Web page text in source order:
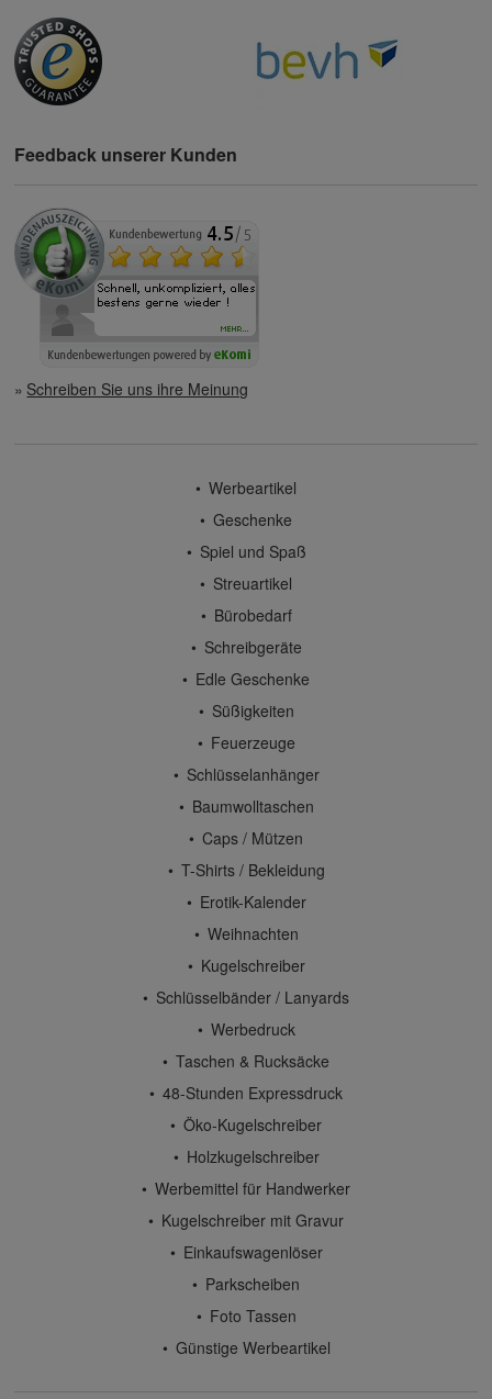
Feedback unserer Kunden
Schreiben Sie uns ihre Meinung
Werbeartikel
Geschenke
Spiel und Spaß
Streuartikel
Bürobedarf
Schreibgeräte
Edle Geschenke
Süßigkeiten
Feuerzeuge
Schlüsselanhänger
Baumwolltaschen
Caps / Mützen
T-Shirts / Bekleidung
Erotik-Kalender
Weihnachten
Kugelschreiber
Schlüsselbänder / Lanyards
Werbedruck
Taschen & Rucksäcke
48-Stunden Expressdruck
Öko-Kugelschreiber
Holzkugelschreiber
Werbemittel für Handwerker
Kugelschreiber mit Gravur
Einkaufswagenlöser
Parkscheiben
Foto Tassen
Günstige Werbeartikel